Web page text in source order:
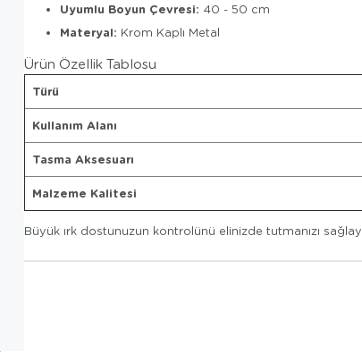
Uyumlu Boyun Çevresi: 40 - 50 cm
Materyal: Krom Kaplı Metal
Ürün Özellik Tablosu
Türü
Kullanım Alanı
Tasma Aksesuarı
Malzeme Kalitesi
Büyük ırk dostunuzun kontrolünü elinizde tutmanızı